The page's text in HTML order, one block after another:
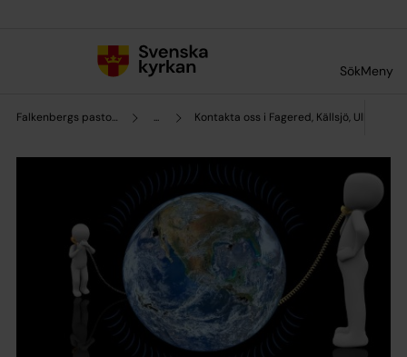
SökMeny
Falkenbergs pastorat ... Kontakta oss i Fagered, Källsjö, Ullared &